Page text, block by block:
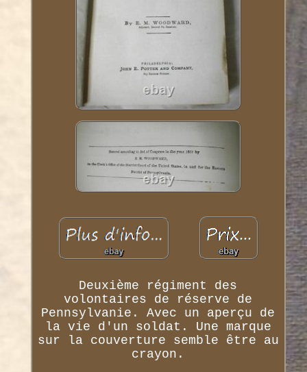
Deuxième régiment des
volontaires de réserve de
Pennsylvanie. Avec un aperçu de
la vie d'un soldat. Une marque
sur la couverture semble être au
crayon.